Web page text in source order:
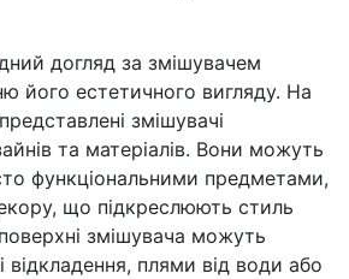
догляд за змішувачем
його естетичного вигляду. На
змішувачі
та матеріалів. Вони можуть
функціональними предметами,
що підкреслюють стиль
змішувача можуть
відкладення, плями від води або